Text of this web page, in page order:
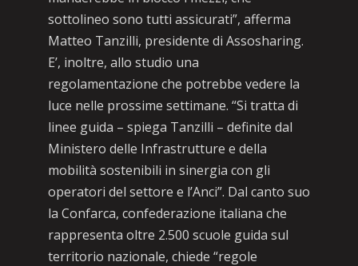
sottolineo sono tutti assicurati”, afferma
Matteo Tanzilli, presidente di Assosharing.
E’, inoltre, allo studio una
regolamentazione che potrebbe vedere la
luce nelle prossime settimane. “Si tratta di
linee guida – spiega Tanzilli – definite dal
Ministero delle Infrastrutture e della
mobilità sostenibili in sinergia con gli
operatori del settore e l’Anci”. Dal canto suo
la Confarca, confederazione italiana che
rappresenta oltre 2.500 scuole guida sul
territorio nazionale, chiede “regole